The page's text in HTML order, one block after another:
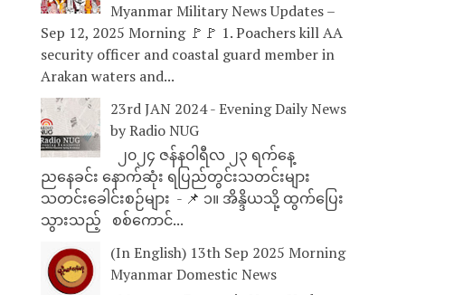
Myanmar Military News Updates –
Sep 12, 2025 Morning 🚩🚩 1. Poachers kill AA
security officer and coastal guard member in
Arakan waters and...
23rd JAN 2024 - Evening Daily News
by Radio NUG
၂၀၂၄ ဇန်နဝါရီလ ၂၃ ရက်နေ့
ညနေခင်း နောက်ဆုံး ရပြည်တွင်းသတင်းများ
သတင်းခေါင်းစဉ်များ - 📌 ၁။ အိန္ဒိယသို့ ထွက်ပြေး
သွားသည့် စစ်ကောင်...
(In English) 13th Sep 2025 Morning
Myanmar Domestic News